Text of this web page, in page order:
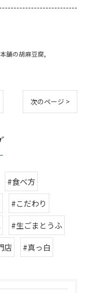
舗の胡麻豆腐
次のページ >
#食べ方
#こだわり
#生ごまとうふ
店 #真っ白